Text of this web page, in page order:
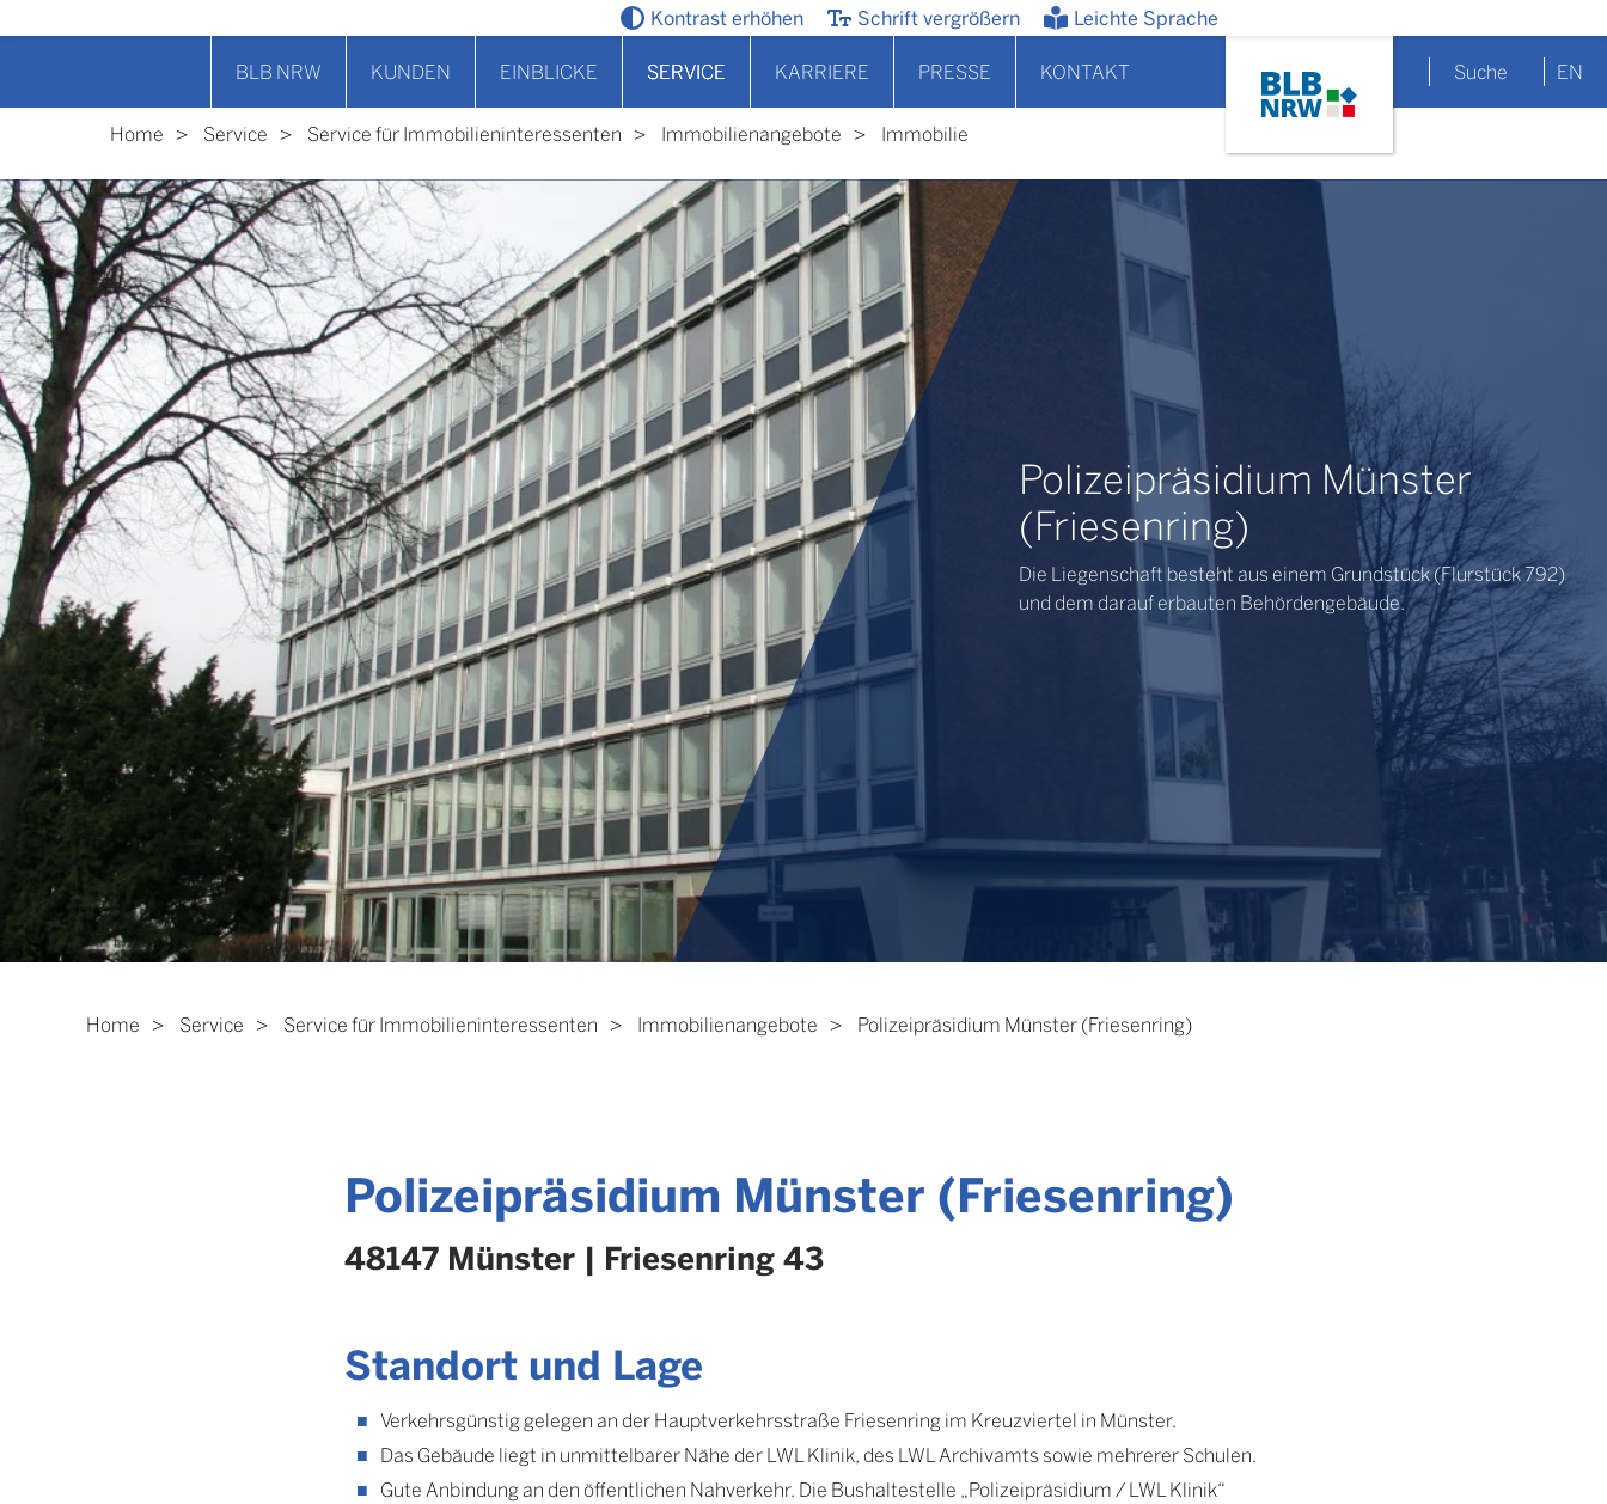
Kontrast erhöhen Schrift vergrößern Leichte Sprache
BLB NRW KUNDEN EINBLICKE SERVICE KARRIERE PRESSE KONTAKT Suche EN
Home Service Service für Immobilieninteressenten Immobilienangebote Immobilie
Polizeipräsidium Münster
(Friesenring)
Die Liegenschaft besteht aus einem Grundstück (Flurstück 792)
und dem darauf erbauten Behördengebäude.
Home Service Service für Immobilieninteressenten Immobilienangebote Polizeipräsidium Münster (Friesenring)
Polizeipräsidium Münster (Friesenring)
48147 Münster | Friesenring 43
Standort und Lage
Verkehrsgünstig gelegen an der Hauptverkehrsstraße Friesenring im Kreuzviertel in Münster.
Das Gebäude liegt in unmittelbarer Nähe der LWL Klinik, des LWL Archivamts sowie mehrerer Schulen.
Gute Anbindung an den öffentlichen Nahverkehr. Die Bushaltestelle „Polizeipräsidium / LWL Klinik“